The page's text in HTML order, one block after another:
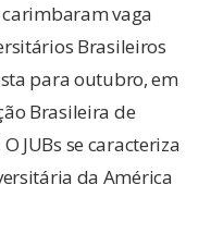
carimbaram vaga
Brasileiros
para outubro, em
Brasileira de
JUBs se caracteriza
da América